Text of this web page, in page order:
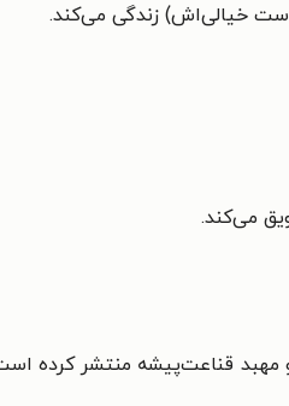
دوست خیالی‌اش) زندگی می‌کند.
قناعت‌پیشه منتشر کرده